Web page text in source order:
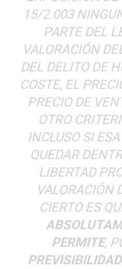
15/2.003
PARTE DEL
VALORACIÓN
DEL DELITO DE
COSTE, EL
PRECIO DE
OTRO
INCLUSO SI
QUEDAR
LIBERTAD
VALORACIÓN
CIERTO ES
PERMITE,
PREVISIBILIDAD